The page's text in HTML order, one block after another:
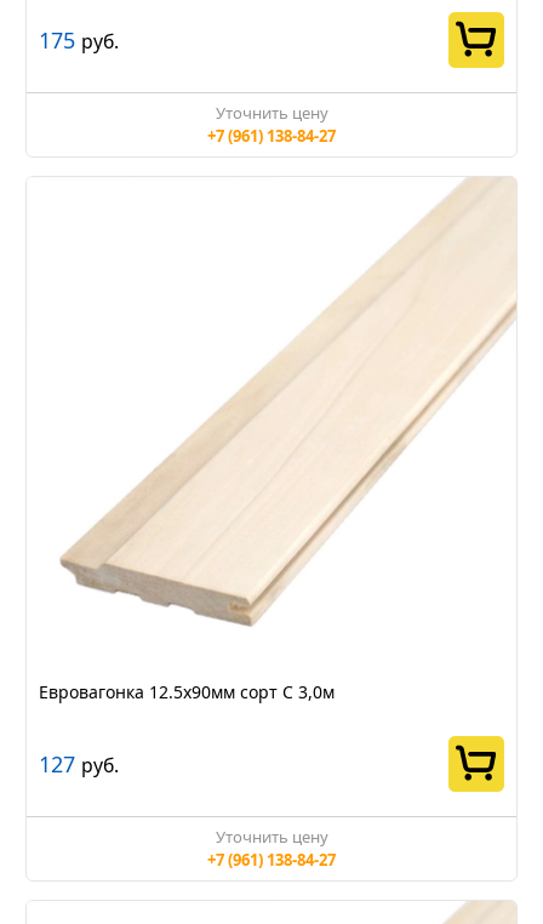
175 руб.
Уточнить цену
+7 (961) 138-84-27
Евровагонка 12.5х90мм сорт С 3,0м
127 руб.
Уточнить цену
+7 (961) 138-84-27